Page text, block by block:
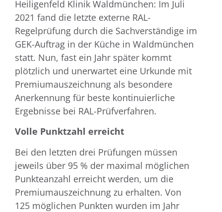
Heiligenfeld Klinik Waldmünchen: Im Juli
2021 fand die letzte externe RAL-
Regelprüfung durch die Sachverständige im
GEK-Auftrag in der Küche in Waldmünchen
statt. Nun, fast ein Jahr später kommt
plötzlich und unerwartet eine Urkunde mit
Premiumauszeichnung als besondere
Anerkennung für beste kontinuierliche
Ergebnisse bei RAL-Prüfverfahren.
Volle Punktzahl erreicht
Bei den letzten drei Prüfungen müssen
jeweils über 95 % der maximal möglichen
Punkteanzahl erreicht werden, um die
Premiumauszeichnung zu erhalten. Von
125 möglichen Punkten wurden im Jahr